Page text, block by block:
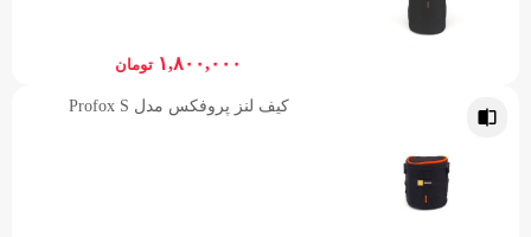
۱,۸۰۰,۰۰۰ تومان
کیف لنز پروفکس مدل Profox S